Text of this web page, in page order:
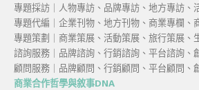
專題採訪｜人物專訪、品牌專訪、地方專訪、
專題代編｜企業刊物、地方刊物、商業專欄、
專題策劃｜商業策展、活動策展、旅行策展、
諮詢服務｜品牌諮詢、行銷諮詢、平台諮詢、
顧問服務｜品牌顧問、行銷顧問、平台顧問、
商業合作哲學與敘事DNA